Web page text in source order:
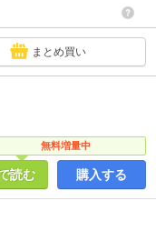
まとめ買い
無料増量中
読む 購入する